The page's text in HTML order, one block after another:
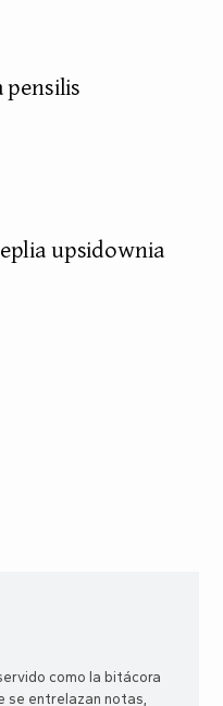
upsidownia
como la bitácora
se entrelazan notas,